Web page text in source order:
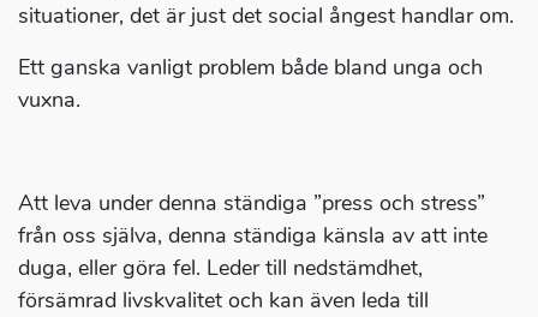
situationer, det är just det social ångest handlar om.
Ett ganska vanligt problem både bland unga och
vuxna.
Att leva under denna ständiga ”press och stress”
från oss själva, denna ständiga känsla av att inte
duga, eller göra fel. Leder till nedstämdhet,
försämrad livskvalitet och kan även leda till